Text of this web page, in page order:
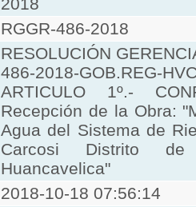
RGGR-486-2018
RESOLUCIÓN
486-2018-GOB.REG-
ARTICULO 1º.-
Recepción de la Obra:
Agua del Sistema de
Carcosi Distrito
Huancavelica"
2018-10-18 07:56:14